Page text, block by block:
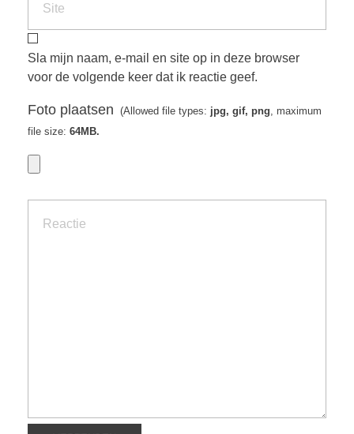
Sla mijn naam, e-mail en site op in deze browser
voor de volgende keer dat ik reactie geef.
Foto plaatsen (Allowed file types: jpg, gif, png, maximum
file size: 64MB.